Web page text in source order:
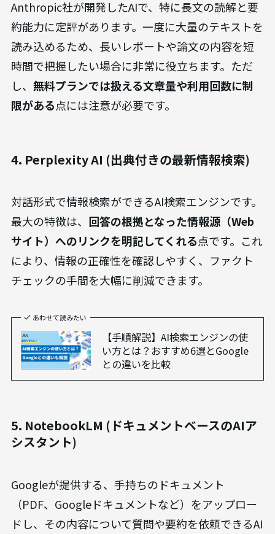
Anthropic社が開発したAIで、特に長文の読解と要
約能力に定評があります。一度に大量のテキストを
読み込めるため、長いレポートや論文の内容を短
時間で把握したい場合に非常に役立ちます。ただ
し、 無料プランでは扱える文章量や利用回数に制
限がある点には注意が必要です。
4. Perplexity AI (出典付きの最新情報検索)
対話形式で情報検索ができるAI検索エンジンです。
最大の特徴は、 回答の根拠となった情報源（Web
サイト）へのリンクを明記してくれる点です。これ
により、情報の正確性を確認しやすく、ファクト
チェックの手間を大幅に削減できます。
あわせて読みたい
【手順解説】AI検索エンジンの使
い方とは？おすすめ6選とGoogle
との違いを比較
5. NotebookLM (ドキュメントベースのAIア
シスタント)
Googleが提供する、手持ちのドキュメント
（PDF、Googleドキュメントなど）をアップロー
ドし、その内容について質問や要約を依頼できるAI